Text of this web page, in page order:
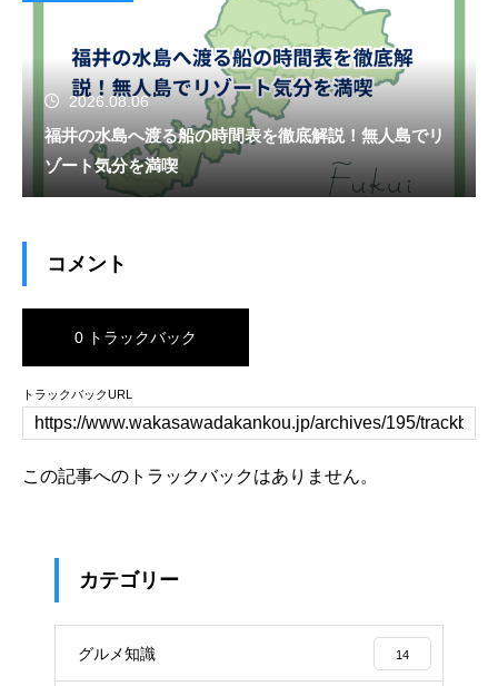
2026.08.06
福井の水島へ渡る船の時間表を徹底解説！無人島でリ
ゾート気分を満喫
コメント
0 トラックバック
トラックバックURL
この記事へのトラックバックはありません。
カテゴリー
グルメ知識 14